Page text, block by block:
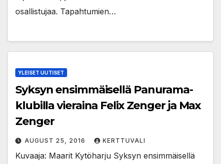
osallistujaa. Tapahtumien…
YLEISET UUTISET
Syksyn ensimmäisellä Panurama-
klubilla vieraina Felix Zenger ja Max
Zenger
AUGUST 25, 2016 KERTTUVALI
Kuvaaja: Maarit Kytöharju Syksyn ensimmäisellä